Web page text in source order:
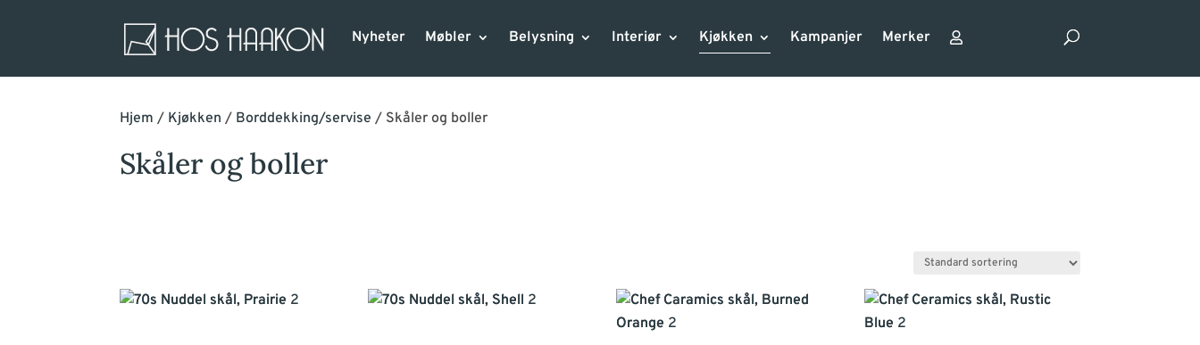
Nyheter Møbler Belysning Interiør Kjøkken Kampanjer Merker
Hjem / Kjøkken / Borddekking/servise / Skåler og boller
Skåler og boller